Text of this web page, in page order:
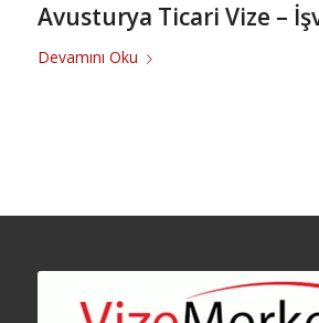
Avusturya Ticari Vize –
Devamını Oku